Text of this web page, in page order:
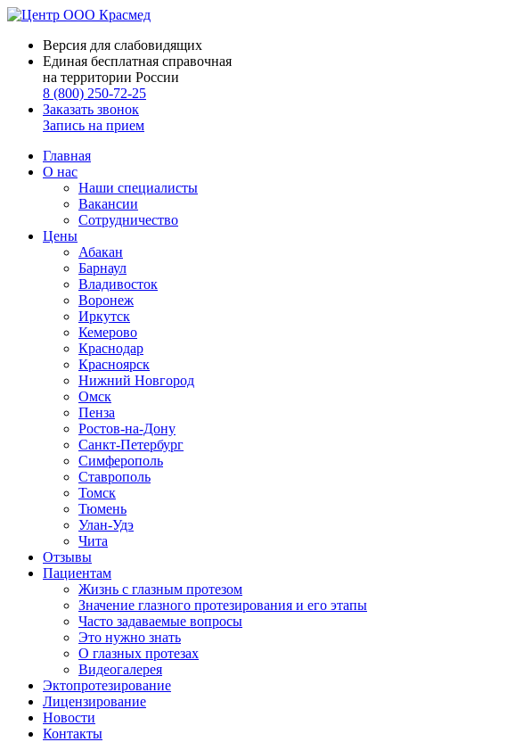
Версия для слабовидящих
Единая бесплатная справочная
на территории России
8 (800) 250-72-25
Заказать звонок
Запись на прием
Главная
О нас
Наши специалисты
Вакансии
Сотрудничество
Цены
Абакан
Барнаул
Владивосток
Воронеж
Иркутск
Кемерово
Краснодар
Красноярск
Нижний Новгород
Омск
Пенза
Ростов-на-Дону
Санкт-Петербург
Симферополь
Ставрополь
Томск
Тюмень
Улан-Удэ
Чита
Отзывы
Пациентам
Жизнь с глазным протезом
Значение глазного протезирования и его этапы
Часто задаваемые вопросы
Это нужно знать
О глазных протезах
Видеогалерея
Эктопротезирование
Лицензирование
Новости
Контакты